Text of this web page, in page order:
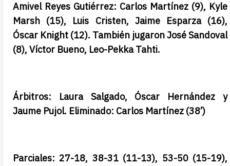
Amivel Reyes Gutiérrez: Carlos Martínez (9), Kyle
Marsh (15), Luis Cristen, Jaime Esparza (16),
Óscar Knight (12). También jugaron José Sandoval
(8), Víctor Bueno, Leo-Pekka Tahti.
Árbitros: Laura Salgado, Óscar Hernández y
Jaume Pujol. Eliminado: Carlos Martínez (38’)
Parciales: 27-18, 38-31 (11-13), 53-50 (15-19),